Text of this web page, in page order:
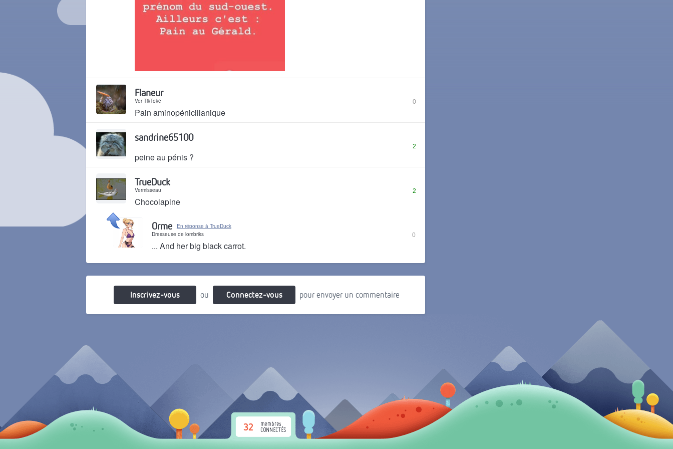
0
Flaneur
Ver TikToké
Pain aminopénicillanique
2
sandrine65100
peine au pénis ?
2
TrueDuck
Vermisseau
Chocolapine
Il y a 1 an
0
Orme
En réponse à TrueDuck
Dresseuse de lombriks
... And her big black carrot.
Inscrivez-vous ou Connectez-vous pour envoyer un commentaire
32